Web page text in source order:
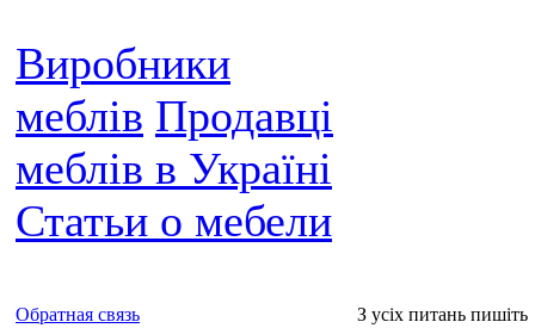
Виробники
меблів Продавці
меблів в Україні
Статьи о мебели
Обратная связь
З усіх питань пишіть